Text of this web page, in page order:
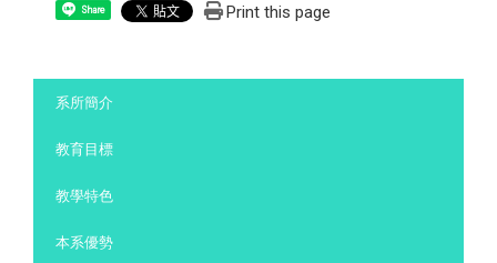
Share Print this page
系所簡介
教育目標
教學特色
本系優勢